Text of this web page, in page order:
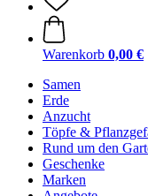
Warenkorb 0,00 €
Samen
Erde
Anzucht
Töpfe &
Rund um den
Geschenke
Marken